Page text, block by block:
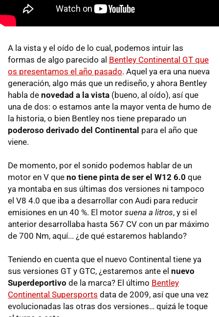
A la vista y el oído de lo cual, podemos intuir las
formas de algo parecido al Bentley Continental GT que
os presentamos el año pasado. Aquel ya era una nueva
generación, algo más que un rediseño, y ahora Bentley
habla de novedad a la vista (bueno, al oído), así que
una de dos: o estamos ante la mayor venta de humo de
la historia, o bien Bentley nos tiene preparado un
poderoso derivado del Continental para el año que
viene.
De momento, por el sonido podemos hablar de un
motor en V que no tiene pinta de ser el W12 6.0 que
ya montaba en sus últimas dos versiones ni tampoco
el V8 4.0 que iba a desarrollar con Audi para reducir
emisiones en un 40 %. El motor suena a litros, y si el
anterior desarrollaba hasta 567 CV con un par máximo
de 700 Nm, aquí... ¿de qué estaremos hablando?
Teniendo en cuenta que el nuevo Continental tiene ya
sus versiones GT y GTC, ¿estaremos ante el nuevo
Superdeportivo de la marca? El último Bentley
Continental Supersports data de 2009, así que una vez
evolucionadas las otras dos versiones… quizá le toque